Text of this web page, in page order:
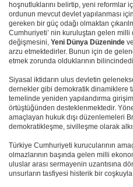
hoşnutluklarını belirtip, yeni reformlar
ordunun mevcut devlet yapılanması
gereken bir güç odağı olmaktan
Cumhuriyeti’ nin kuruluştan gelen milli
değişmesini, Yeni Dünya Düzeninde
arzu etmektedirler. Bunun için de
etmek zorunda olduklarının
Siyasal iktidarın ulus devletin
dernekler gibi demokratik dinamiklere
temelinde yeniden yapılandırma
örtüştüğünden desteklenmektedir.
amaçlayan hukuk dışı düzenlemeleri
demokratikleşme, sivilleşme olarak
Türkiye Cumhuriyeti kurucularının
olmazlarının başında gelen milli
uluslar arası sermayenin uzantısına
unsurların tasfiyesi histerik bir